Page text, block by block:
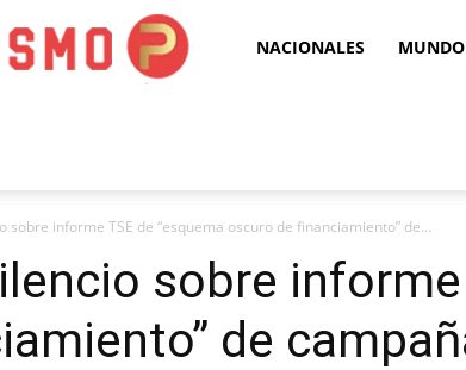
Puro NACIONALES MUNDO
sobre informe TSE de “esquema oscuro de financiamiento” de...
sobre informe
de